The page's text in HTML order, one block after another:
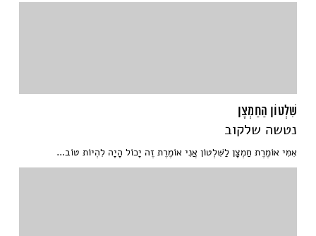
שִׁלְטוֹן הַחַמְצָן
נטשה שלקוב
אִמִּי אוֹמֶרֶת חַמְצָן לַשִּׁלְטוֹן אֲנִי אוֹמֶרֶת זֶה יָכוֹל הָיָה לִהְיוֹת טוֹב...